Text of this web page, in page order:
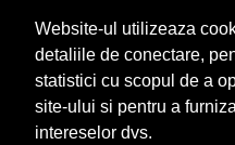
Website-ul utilizeaza
detaliile de conectare,
statistici cu scopul de a
site-ului si pentru a
intereselor dvs.
CramaVinuri.ro
FirmaTractariAuto.ro
InstalatiiSolare.com
Pescaresc.ro